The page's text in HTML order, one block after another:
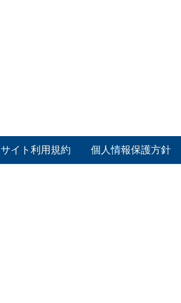
サイト利用規約 個人情報保護方針